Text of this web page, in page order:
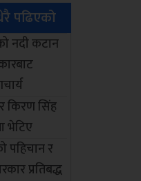
पढिएको
नदी कटान
किरण सिंह
भेटिए
पहिचान र
प्रतिबद्ध